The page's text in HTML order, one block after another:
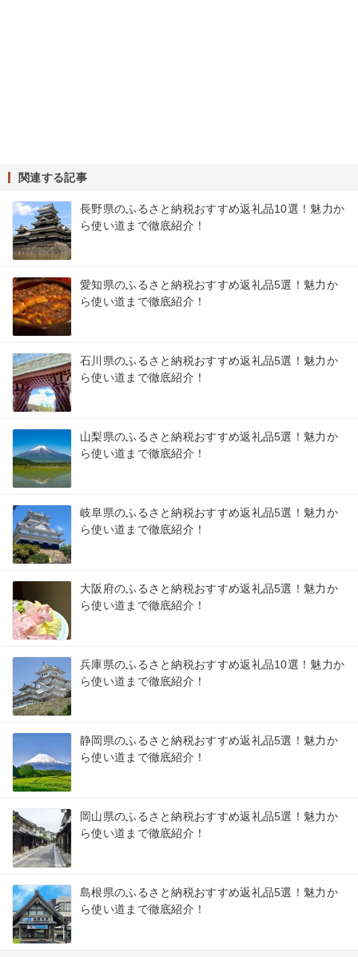
関連する記事
長野県のふるさと納税おすすめ返礼品10選！魅力か
ら使い道まで徹底紹介！
愛知県のふるさと納税おすすめ返礼品5選！魅力か
ら使い道まで徹底紹介！
石川県のふるさと納税おすすめ返礼品5選！魅力か
ら使い道まで徹底紹介！
山梨県のふるさと納税おすすめ返礼品5選！魅力か
ら使い道まで徹底紹介！
岐阜県のふるさと納税おすすめ返礼品5選！魅力か
ら使い道まで徹底紹介！
大阪府のふるさと納税おすすめ返礼品5選！魅力か
ら使い道まで徹底紹介！
兵庫県のふるさと納税おすすめ返礼品10選！魅力か
ら使い道まで徹底紹介！
静岡県のふるさと納税おすすめ返礼品5選！魅力か
ら使い道まで徹底紹介！
岡山県のふるさと納税おすすめ返礼品5選！魅力か
ら使い道まで徹底紹介！
島根県のふるさと納税おすすめ返礼品5選！魅力か
ら使い道まで徹底紹介！